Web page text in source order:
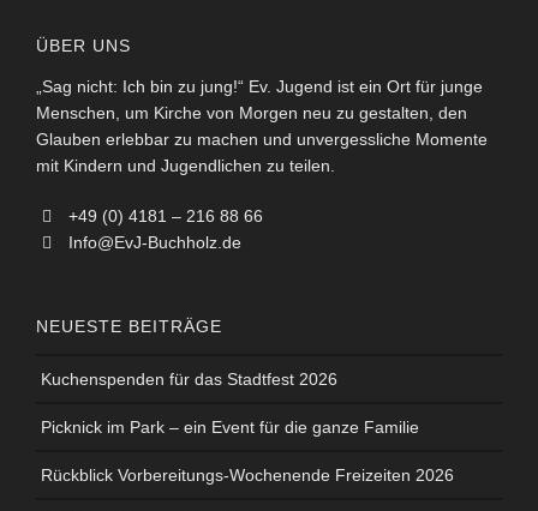
ÜBER UNS
„Sag nicht: Ich bin zu jung!“ Ev. Jugend ist ein Ort für junge
Menschen, um Kirche von Morgen neu zu gestalten, den
Glauben erlebbar zu machen und unvergessliche Momente
mit Kindern und Jugendlichen zu teilen.
+49 (0) 4181 – 216 88 66
Info@EvJ-Buchholz.de
NEUESTE BEITRÄGE
Kuchenspenden für das Stadtfest 2026
Picknick im Park – ein Event für die ganze Familie
Rückblick Vorbereitungs-Wochenende Freizeiten 2026